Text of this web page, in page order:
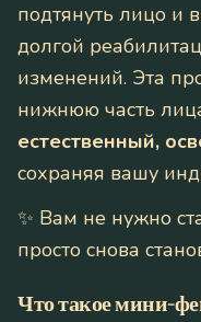
подтянуть лицо и
долгой
изменений. Эта
нижнюю часть
естественный,
сохраняя вашу
✨ Вам не нужно
просто снова
Что такое мини-